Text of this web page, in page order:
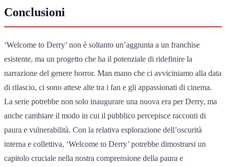
Conclusioni
‘Welcome to Derry’ non è soltanto un’aggiunta a un franchise
esistente, ma un progetto che ha il potenziale di ridefinire la
narrazione del genere horror. Man mano che ci avviciniamo alla data
di rilascio, ci sono attese alte tra i fan e gli appassionati di cinema.
La serie potrebbe non solo inaugurare una nuova era per Derry, ma
anche cambiare il modo in cui il pubblico percepisce racconti di
paura e vulnerabilità. Con la relativa esplorazione dell’oscurità
interna e collettiva, ‘Welcome to Derry’ potrebbe dimostrarsi un
capitolo cruciale nella nostra comprensione della paura e